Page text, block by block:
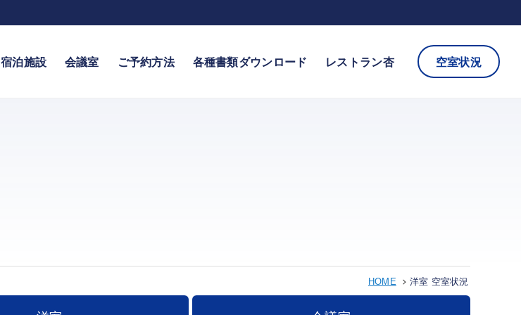
宿泊施設 会議室 ご予約方法 各種書類ダウンロード レストラン杏 空室状況
HOME 洋室 空室状況